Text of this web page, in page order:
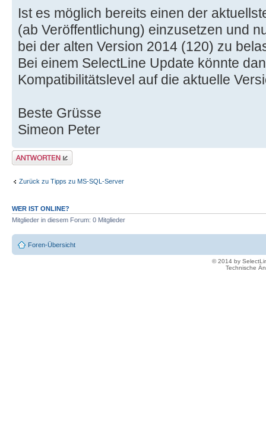
Ist es möglich bereits einen der
(ab Veröffentlichung) einzusetzen und
bei der alten Version 2014 (120) zu
Bei einem SelectLine Update könnte
Kompatibilitätslevel auf die aktuelle
Beste Grüsse
Simeon Peter
Antwort erstellen
Zurück zu Tipps zu MS-SQL-Server
WER IST ONLINE?
Mitglieder in diesem Forum: 0 Mitglieder
Foren-Übersicht
© 2014 by
Technische